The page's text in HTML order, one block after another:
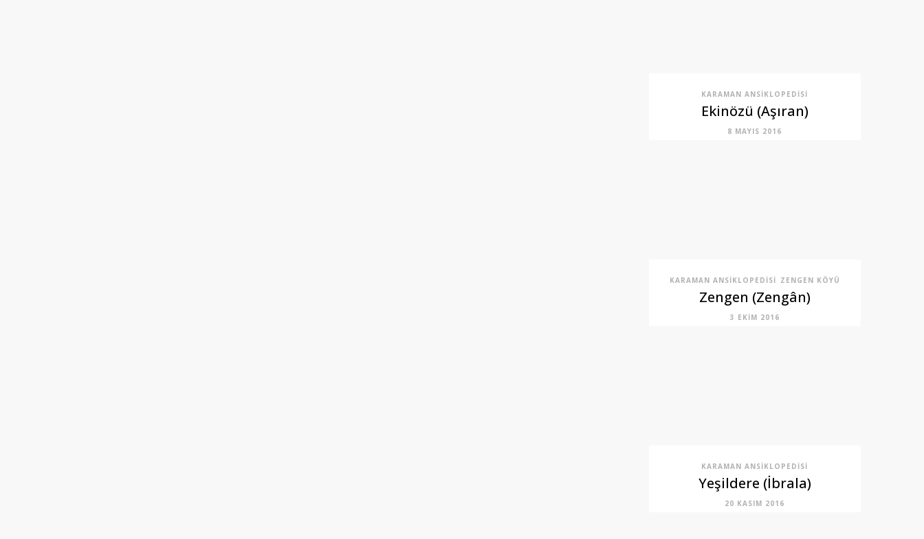
KARAMAN ANSIKLOPEDISI
Ekinözü (Aşıran)
8 MAYIS 2016
KARAMAN ANSIKLOPEDISI ZENGEN KÖYÜ
Zengen (Zengân)
3 EKIM 2016
KARAMAN ANSIKLOPEDISI
Yeşildere (İbrala)
20 KASIM 2016